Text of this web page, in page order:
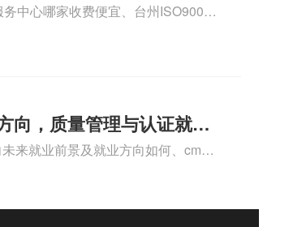
中心哪家收费便宜、台州ISO9000
,台州机械机电CE认证、CE认证怎
向，质量管理与认证就业
来就业前景及就业方向如何、cma
业方向、cpa和cma未来就业方向、